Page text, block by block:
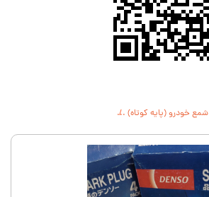
شمع خودرو (پایه کوتاه)